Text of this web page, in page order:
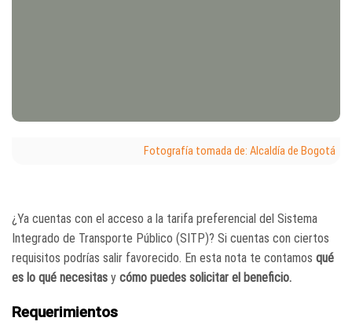
Fotografía tomada de: Alcaldía de Bogotá
¿Ya cuentas con el acceso a la tarifa preferencial del Sistema
Integrado de Transporte Público (SITP)? Si cuentas con ciertos
requisitos podrías salir favorecido. En esta nota te contamos qué
es lo qué necesitas y cómo puedes solicitar el beneficio.
Requerimientos